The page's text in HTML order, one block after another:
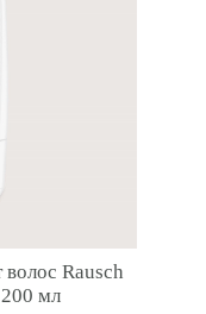
Rausch
мл